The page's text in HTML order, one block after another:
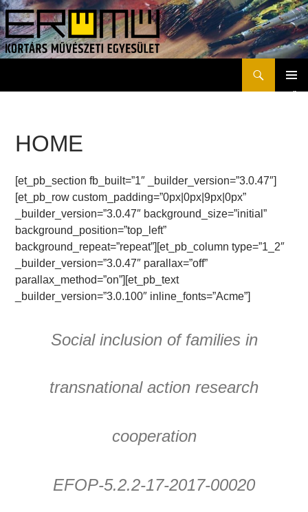
HOME
[et_pb_section fb_built=”1″ _builder_version=”3.0.47″]
[et_pb_row custom_padding=”0px|0px|9px|0px”
_builder_version=”3.0.47″ background_size=”initial”
background_position=”top_left”
background_repeat=”repeat”][et_pb_column type=”1_2″
_builder_version=”3.0.47″ parallax=”off”
parallax_method=”on”][et_pb_text
_builder_version=”3.0.100″ inline_fonts=”Acme”]
Social inclusion of families in
transnational action research
cooperation
EFOP-5.2.2-17-2017-00020